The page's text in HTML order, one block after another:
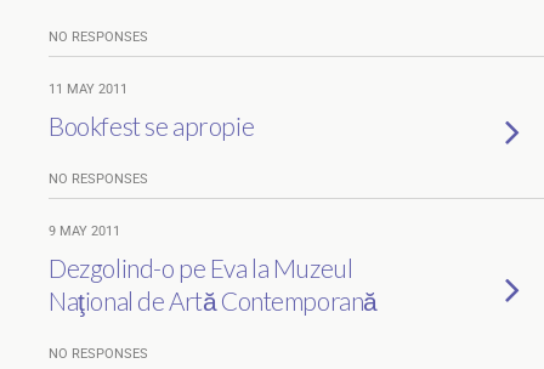
NO RESPONSES
11 MAY 2011
Bookfest se apropie
NO RESPONSES
9 MAY 2011
Dezgolind-o pe Eva la Muzeul
Naţional de Artă Contemporană
NO RESPONSES